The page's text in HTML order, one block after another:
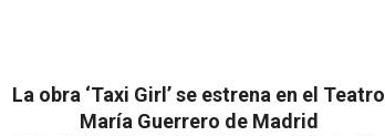
La obra ‘Taxi Girl’ se estrena en el Teatro
María Guerrero de Madrid